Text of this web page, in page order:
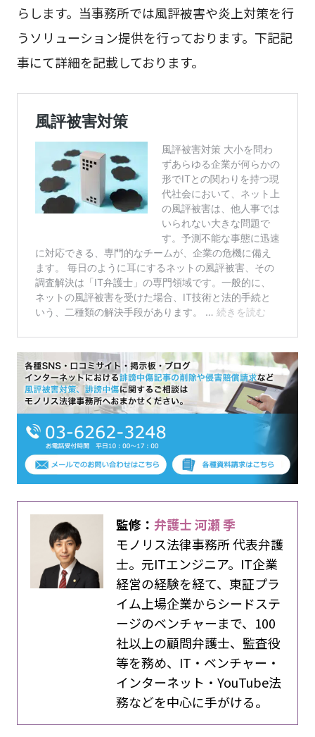
らします。当事務所では風評被害や炎上対策を行
うソリューション提供を行っております。下記記
事にて詳細を記載しております。
監修：弁護士 河瀬 季
モノリス法律事務所 代表弁護
士。元ITエンジニア。IT企業
経営の経験を経て、東証プラ
イム上場企業からシードステ
ージのベンチャーまで、100
社以上の顧問弁護士、監査役
等を務め、IT・ベンチャー・
インターネット・YouTube法
務などを中心に手がける。